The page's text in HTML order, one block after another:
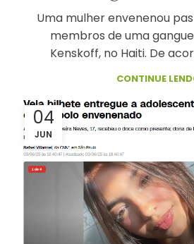
Uma mulher envenenou
membros de uma
Kenskoff, no Haiti. De
CONTINUE
04
JUN